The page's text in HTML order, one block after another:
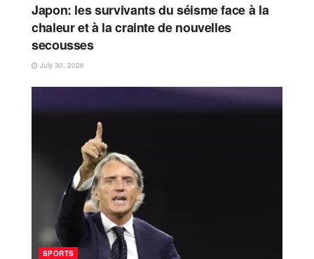
Japon: les survivants du séisme face à la
chaleur et à la crainte de nouvelles
secousses
July 30, 2026
SPORTS